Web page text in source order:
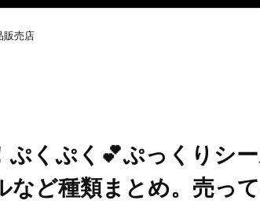
販売店
ぷくぷく💕ぷっくりシ
など種類まとめ。売っ